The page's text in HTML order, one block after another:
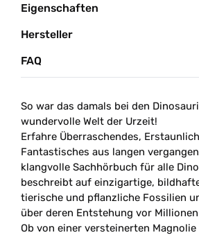
Eigenschaften
Hersteller
FAQ
So war das damals bei den
wundervolle Welt der Urzeit!
Erfahre Überraschendes,
Fantastisches aus langen
klangvolle Sachhörbuch für alle
beschreibt auf einzigartige,
tierische und pflanzliche Fossilien
über deren Entstehung vor
Ob von einer versteinerten